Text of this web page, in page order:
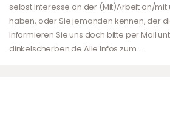
selbst Interesse an der (Mit)Arbeit an/
haben, oder Sie jemanden kennen, der
Informieren Sie uns doch bitte per Mail
dinkelscherben.de Alle Infos zum…